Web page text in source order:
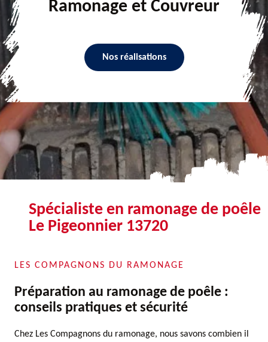
Ramonage et Couvreur
Nos réalisations
Spécialiste en ramonage de poêle
Le Pigeonnier 13720
LES COMPAGNONS DU RAMONAGE
Préparation au ramonage de poêle :
conseils pratiques et sécurité
Chez Les Compagnons du ramonage, nous savons combien il